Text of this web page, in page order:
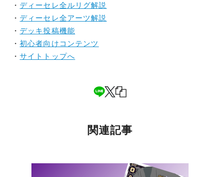
・ ディーセレ全ルリグ解説
・ ディーセレ全アーツ解説
・ デッキ投稿機能
・初心者向けコンテンツ
・サイトトップへ
関連記事